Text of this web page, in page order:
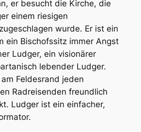
er besucht die Kirche, die
einem riesigen
wurde. Er ist ein
ein Bischofssitz immer Angst
Ludger, ein visionärer
lebender Ludger.
Feldesrand jeden
Radreisenden freundlich
Ludger ist ein einfacher,